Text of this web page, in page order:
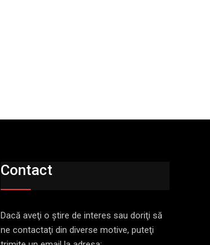
Contact
Dacă aveţi o ştire de interes sau doriţi să
ne contactaţi din diverse motive, puteţi